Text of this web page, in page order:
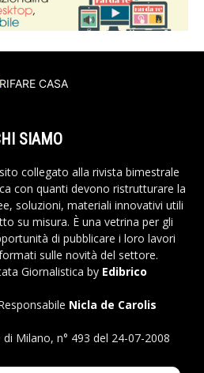
SIAMO
collegato alla rivista bimestrale
con quanti devono ristrutturare la
soluzioni, materiali innovativi utili
su misura. È una vetrina per gli
di pubblicare i loro lavori
sulle novità del settore.
Giornalistica by Edibrico
Nicla de Carolis
Milano, n° 493 del 24-07-2008